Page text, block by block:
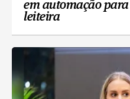
em automação
leiteira